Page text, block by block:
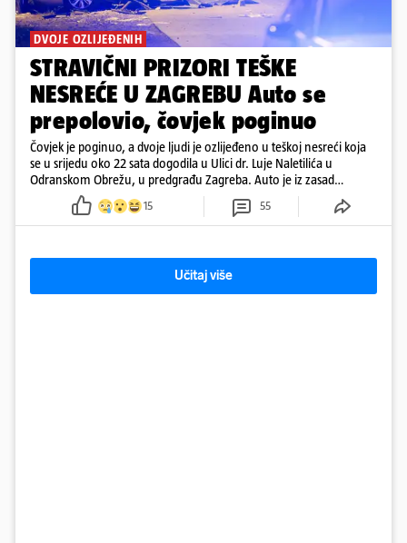
DVOJE OZLIJEĐENIH
STRAVIČNI PRIZORI TEŠKE
NESREĆE U ZAGREBU Auto se
prepolovio, čovjek poginuo
Čovjek je poginuo, a dvoje ljudi je ozlijeđeno u teškoj nesreći koja
se u srijedu oko 22 sata dogodila u Ulici dr. Luje Naletilića u
Odranskom Obrežu, u predgrađu Zagreba. Auto je iz zasad
neutvrđenih razloga sletio s kolnika, a od siline udara vozilo se
prepolovilo.
15 55
Učitaj više